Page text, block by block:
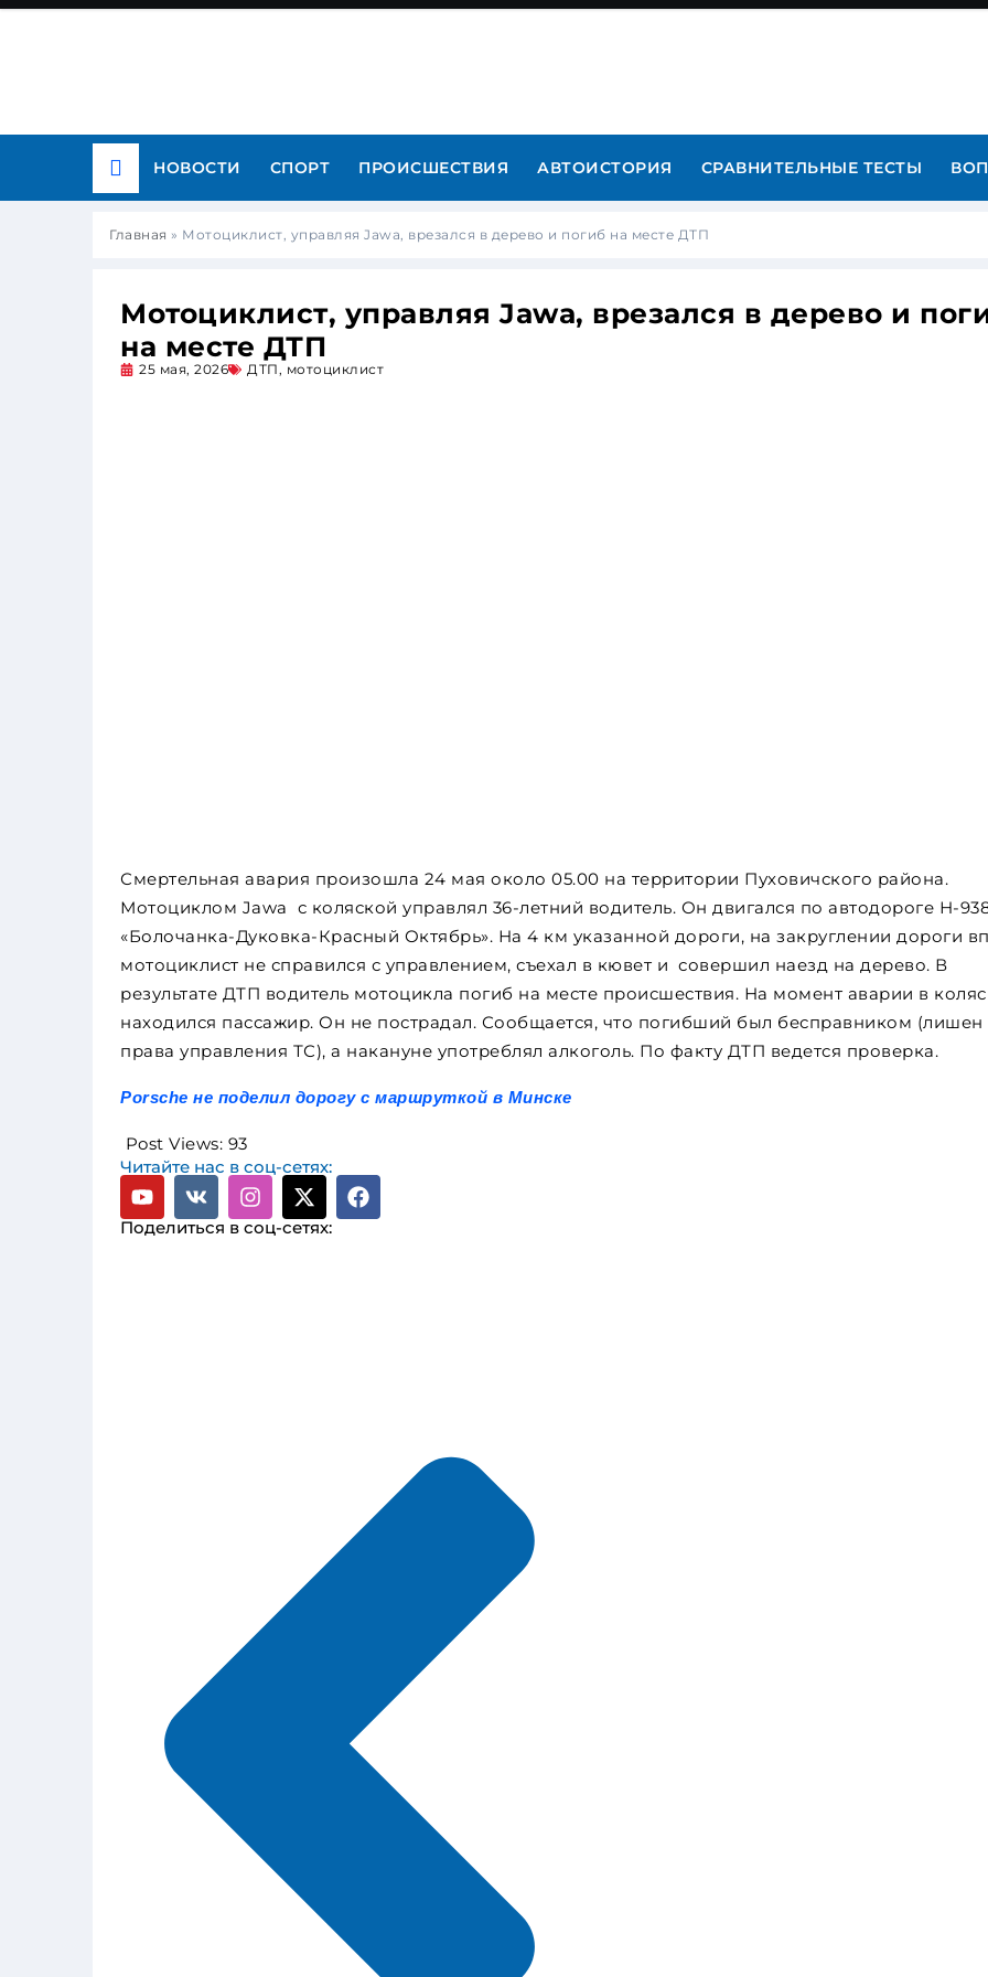
НОВОСТИ СПОРТ ПРОИСШЕСТВИЯ АВТОИСТОРИЯ СРАВНИТЕЛЬНЫЕ ТЕСТЫ
Главная » Мотоциклист, управляя Jawa, врезался в дерево и погиб на месте ДТП
Мотоциклист, управляя Jawa, врезался в дерево и
на месте ДТП
25 мая, 2026 ДТП, мотоциклист
Смертельная авария произошла 24 мая около 05.00 на территории Пуховичского района.
Мотоциклом Jawa с коляской управлял 36-летний водитель. Он двигался по автодороге Н-
«Болочанка-Дуковка-Красный Октябрь». На 4 км указанной дороги, на закруглении дороги
мотоциклист не справился с управлением, съехал в кювет и совершил наезд на дерево. В
результате ДТП водитель мотоцикла погиб на месте происшествия. На момент аварии в
находился пассажир. Он не пострадал. Сообщается, что погибший был бесправником (лишен
права управления ТС), а накануне употреблял алкоголь. По факту ДТП ведется проверка.
Porsche не поделил дорогу с маршруткой в Минске
Post Views: 93
Читайте нас в соц-сетях:
Поделиться в соц-сетях: